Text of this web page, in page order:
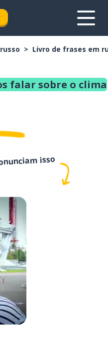
Livro de frases em
falar sobre o clima
isso